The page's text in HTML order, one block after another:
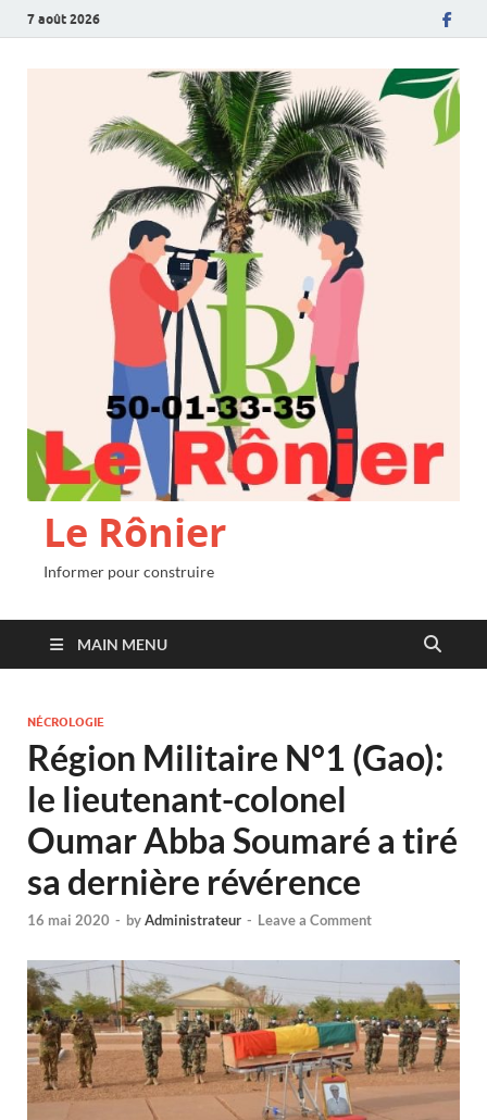
7 août 2026
Le Rônier
Informer pour construire
MAIN MENU
NÉCROLOGIE
Région Militaire N°1 (Gao):
le lieutenant-colonel
Oumar Abba Soumaré a tiré
sa dernière révérence
16 mai 2020 - byAdministrateur - Leave a Comment